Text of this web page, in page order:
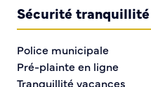
Sécurité tranquillité
Police municipale
Pré-plainte en ligne
Tranquillité vacances